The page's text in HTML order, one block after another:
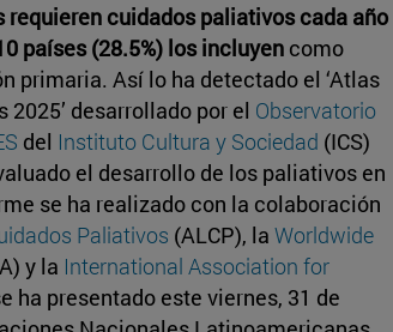
requieren cuidados paliativos cada año
países (28.5%) los incluyen como
primaria. Así lo ha detectado el ‘Atlas
desarrollado por el Observatorio
del Instituto Cultura y Sociedad (ICS)
el desarrollo de los paliativos en
se ha realizado con la colaboración
Paliativos (ALCP), la Worldwide
y la International Association for
ha presentado este viernes, 31 de